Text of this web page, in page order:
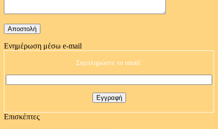
Ενημέρωση μέσω e-mail
Συμπληρώστε το email:
Επισκέπτες